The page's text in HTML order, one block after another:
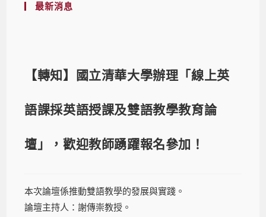
最新消息
【轉知】國立清華大學辦理「線上英
語課採英語授課及雙語教學教育論
壇」，歡迎教師踴躍報名參加！
本次論壇係推動雙語教學的發展與實踐。
論壇主持人：謝傳崇教授。